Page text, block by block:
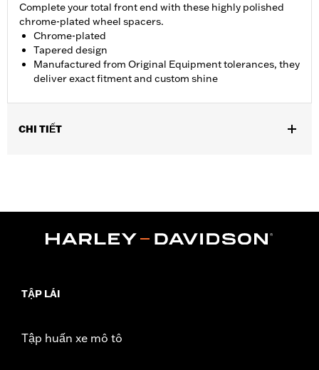
Complete your total front end with these highly polished
chrome-plated wheel spacers.
Chrome-plated
Tapered design
Manufactured from Original Equipment tolerances, they
deliver exact fitment and custom shine
CHI TIẾT
Sold In Units:Pair
WARRANTY:1 year limited warranty – Go towww.h-
TẬP LÁI
Tập huấn xe mô tô